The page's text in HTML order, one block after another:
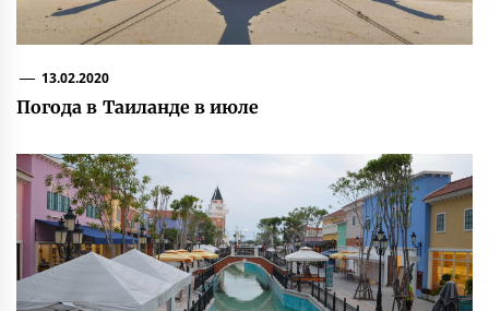
13.02.2020
Погода в Таиланде в июле